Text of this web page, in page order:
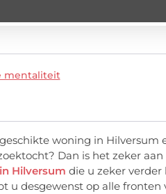
mentaliteit
woning in Hilversum
Dan is het zeker aan
Hilversum die u zeker verder
u desgewenst op alle fronten